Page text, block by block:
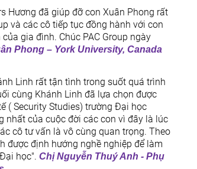
Hương đã giúp đỡ con Xuân Phong rất
và các cô tiếp tục đồng hành với con
gia đình. Chúc PAC Group ngày
Phong – York University, Canada
Linh rất tận tình trong suốt quá trình
cùng Khánh Linh đã lựa chọn được
( Security Studies) trường Đại học
nhất của cuộc đời các con vì đây là lúc
cô tư vấn là vô cùng quan trọng. Theo
được định hướng nghề nghiệp để làm
học". Chị Nguyễn Thuý Anh - Phụ
Gửi thành công
tôi sẽ phản hồi sớm cho bạn! Xin cảm ơn!